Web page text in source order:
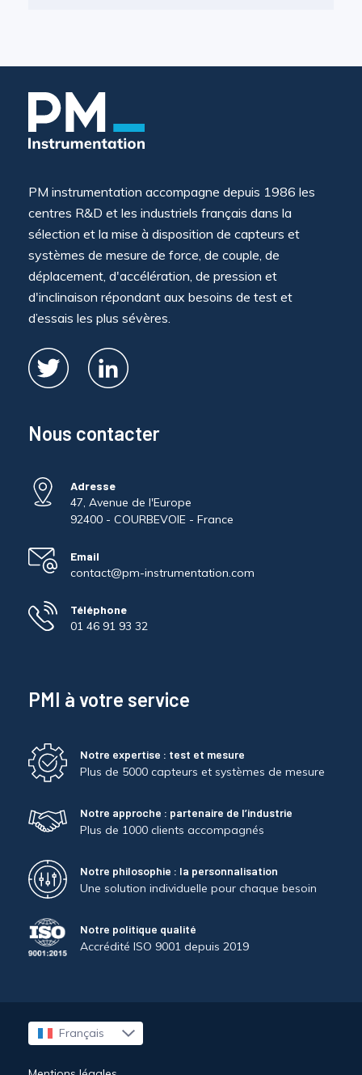
PM instrumentation accompagne depuis 1986 les
centres R&D et les industriels français dans la
sélection et la mise à disposition de capteurs et
systèmes de mesure de force, de couple, de
déplacement, d'accélération, de pression et
d'inclinaison répondant aux besoins de test et
d’essais les plus sévères.
Nous contacter
Adresse
47, Avenue de l'Europe
92400 - COURBEVOIE - France
Email
contact@pm-instrumentation.com
Téléphone
01 46 91 93 32
PMI à votre service
Notre expertise : test et mesure
Plus de 5000 capteurs et systèmes de mesure
Notre approche : partenaire de l’industrie
Plus de 1000 clients accompagnés
Notre philosophie : la personnalisation
Une solution individuelle pour chaque besoin
Notre politique qualité
Accrédité ISO 9001 depuis 2019
Français
English